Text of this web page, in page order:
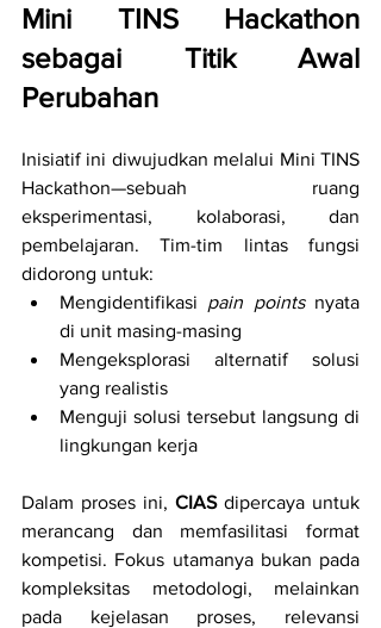
Mini TINS Hackathon
sebagai Titik Awal
Perubahan
Inisiatif ini diwujudkan melalui Mini TINS
Hackathon—sebuah ruang
eksperimentasi, kolaborasi, dan
pembelajaran. Tim-tim lintas fungsi
didorong untuk:
Mengidentifikasi pain points nyata
di unit masing-masing
Mengeksplorasi alternatif solusi
yang realistis
Menguji solusi tersebut langsung di
lingkungan kerja
Dalam proses ini, CIAS dipercaya untuk
merancang dan memfasilitasi format
kompetisi. Fokus utamanya bukan pada
kompleksitas metodologi, melainkan
pada kejelasan proses, relevansi